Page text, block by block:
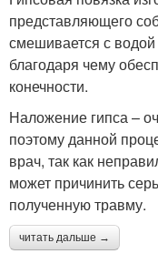
представляющего
смешивается с
благодаря чему
конечности.
Наложение гипса –
поэтому данной
врач, так как
может причинить
полученную травму.
читать дальше →